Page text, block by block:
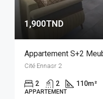
1,900TND
Appartement S+2
Cité Ennasr 2
2 2 110m²
APPARTEMENT